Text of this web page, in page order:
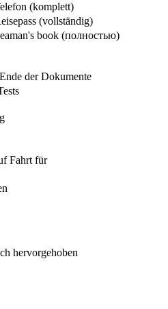
(komplett)
(vollständig)
book (полностью)
Ende der Dokumente
Fahrt für
hervorgehoben